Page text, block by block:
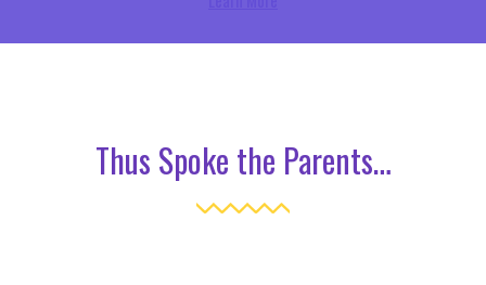
Thus Spoke the Parents…